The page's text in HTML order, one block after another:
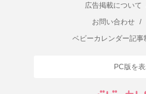
広告掲載について
お問い合わせ
/
ベビーカレンダー記事
PC版を